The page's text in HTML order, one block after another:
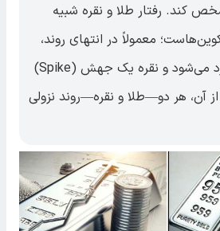
کند. رفتار طلا و نقره شبیه
معمولاً در انتهای روند،
پول از طلا به نقره وارد می‌شود و نقره یک جهش (Spike)
آن، هر دو—طلا و نقره—روند نزولی